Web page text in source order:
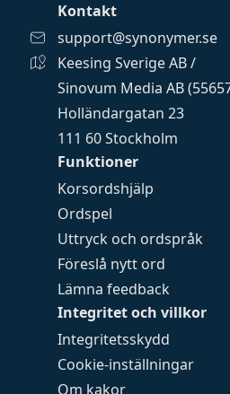
Funktioner
Korsordshjälp
Ordspel
Uttryck och ordspråk
Föreslå nytt ord
Lämna feedback
Integritet och villkor
Integritetsskydd
Cookie-inställningar
Om kakor
Kontakt
support@synonymer.se
Keesing Sverige AB /
Sinovum Media AB
Holländargatan 23
111 60 Stockholm